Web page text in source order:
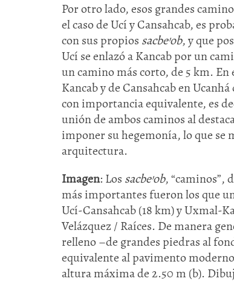
Por otro lado, esos grandes
el caso de Ucí y Cansahcab, es
con sus propios sacbe’ob, y que
Ucí se enlazó a Kancab por un
un camino más corto, de 5 km.
Kancab y de Cansahcab en
con importancia equivalente, es
unión de ambos caminos al
imponer su hegemonía, lo que se
arquitectura.
Imagen: Los sacbe’ob, “caminos”,
más importantes fueron los que
Ucí-Cansahcab (18 km) y Uxmal-
Velázquez / Raíces. De manera
relleno –de grandes piedras al
equivalente al pavimento
altura máxima de 2.50 m (b).